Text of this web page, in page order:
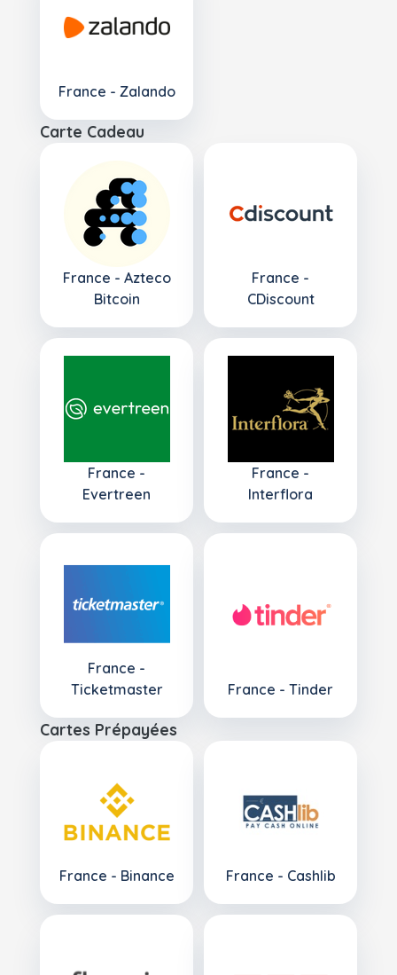
France - Zalando
Carte Cadeau
France - Azteco
Bitcoin
France -
CDiscount
France -
Evertreen
France -
Interflora
France -
Ticketmaster
France - Tinder
Cartes Prépayées
France - Binance France - Cashlib